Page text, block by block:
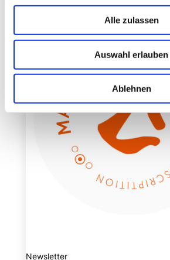
Alle zulassen
Auswahl erlauben
Ablehnen
Newsletter